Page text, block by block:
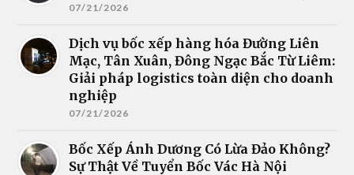
07/21/2026
Dịch vụ bốc xếp hàng hóa Đường Liên
Mạc, Tân Xuân, Đông Ngạc Bắc Từ Liêm:
Giải pháp logistics toàn diện cho doanh
nghiệp
07/21/2026
Bốc Xếp Ánh Dương Có Lừa Đảo Không?
Sự Thật Về Tuyển Bốc Vác Hà Nội